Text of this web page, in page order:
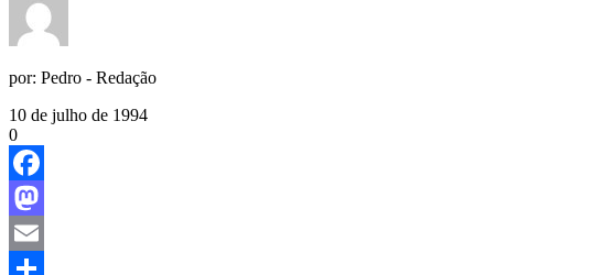
por: Pedro - Redação
10 de julho de 1994
0
Facebook
Mastodon
Email